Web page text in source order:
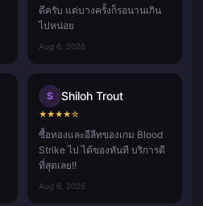
ดีครับ แต่บางครั้งก็รอนานเกิน
ไปหน่อย
Aug 6, 2026
S Shiloh Trout
★★★★☆
ซื้อทองและอีลีทของเกม Blood
Strike ไป ได้ของทันที บริการดี
ที่สุดเลย!!
Aug 6, 2026